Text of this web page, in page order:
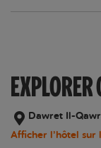
Dawret Il-
Afficher l’hôtel sur